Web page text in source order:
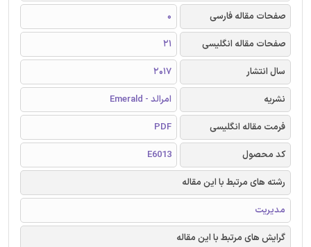
صفحات مقاله فارسی
0
صفحات مقاله انگلیسی
21
سال انتشار
2017
نشریه
امرالد - Emerald
فرمت مقاله انگلیسی
PDF
کد محصول
E6013
رشته های مرتبط با این مقاله
مدیریت
گرایش های مرتبط با این مقاله